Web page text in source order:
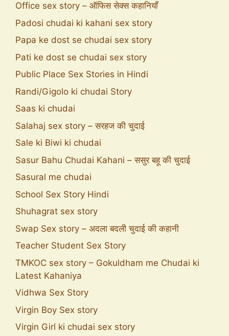
Office sex story – ऑफिस सेक्स कहानियाँ
Padosi chudai ki kahani sex story
Papa ke dost se chudai sex story
Pati ke dost se chudai sex story
Public Place Sex Stories in Hindi
Randi/Gigolo ki chudai Story
Saas ki chudai
Salahaj sex story – सरहज की चुदाई
Sale ki Biwi ki chudai
Sasur Bahu Chudai Kahani – ससुर बहू की चुदाई
Sasural me chudai
School Sex Story Hindi
Shuhagrat sex story
Swap Sex story – अदला बदली चुदाई की कहानी
Teacher Student Sex Story
TMKOC sex story – Gokuldham me Chudai ki
Latest Kahaniya
Vidhwa Sex Story
Virgin Boy Sex story
Virgin Girl ki chudai sex story